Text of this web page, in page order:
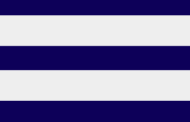
links, spammy comments, directory
Google चाहता था कि सिर्फ वही वेबसाइट
को टारगेट करता है और genuine websites
अगर वेबसाइट के पास ऐसे लिंक पाए जाते हैं जो